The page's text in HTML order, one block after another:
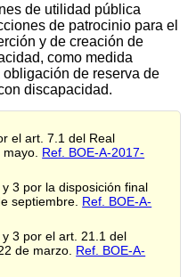
de utilidad pública
de patrocinio para el
y de creación de
como medida
de reserva de
discapacidad.
el art. 7.1 del Real
Ref. BOE-A-2017-
3 por la disposición final
septiembre. Ref. BOE-A-
3 por el art. 21.1 del
de marzo. Ref. BOE-A-